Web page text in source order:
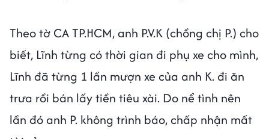
Theo tờ CA TP.HCM, anh P.V.K (chồng chị P.) cho
biết, Lĩnh từng có thời gian đi phụ xe cho mình,
Lĩnh đã từng 1 lần mượn xe của anh K. đi ăn
trưa rồi bán lấy tiền tiêu xài. Do nể tình nên
lần đó anh P. không trình báo, chấp nhận mất